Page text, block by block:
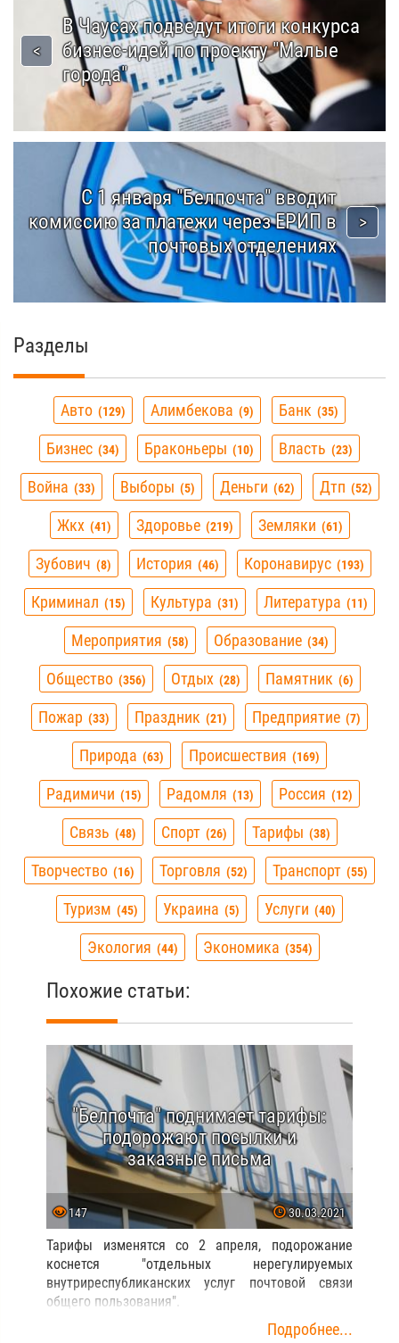
В Чаусах подведут итоги конкурса
бизнес-идей по проекту "Малые
города"
С 1 января "Белпочта" вводит
комиссию за платежи через ЕРИП в
почтовых отделениях
Разделы
Авто 129 Алимбекова 9 Банк 35
Бизнес 34 Браконьеры 10 Власть 23
Война 33 Выборы 5 Деньги 62 Дтп 52
Жкх 41 Здоровье 219 Земляки 61
Зубович 8 История 46 Коронавирус 193
Криминал 15 Культура 31 Литература 11
Мероприятия 58 Образование 34
Общество 356 Отдых 28 Памятник 6
Пожар 33 Праздник 21 Предприятие 7
Природа 63 Происшествия 169
Радимичи 15 Радомля 13 Россия 12
Связь 48 Спорт 26 Тарифы 38
Творчество 16 Торговля 52 Транспорт 55
Туризм 45 Украина 5 Услуги 40
Экология 44 Экономика 354
Похожие статьи:
"Белпочта" поднимает тарифы:
подорожают посылки и
заказные письма
147 30.03.2021
Тарифы изменятся со 2 апреля, подорожание
коснется "отдельных нерегулируемых
внутриреспубликанских услуг почтовой связи
общего пользования".
Подробнее...